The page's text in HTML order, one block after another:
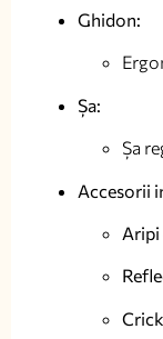
Ghidon:
Șa:
Șa
Accesorii
Aripi